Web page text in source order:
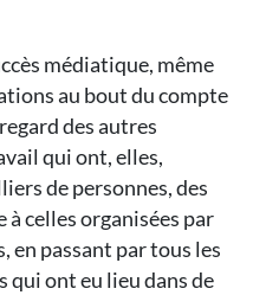
médiatique, même
au bout du compte
des autres
qui ont, elles,
de personnes, des
celles organisées par
en passant par tous les
ont eu lieu dans de